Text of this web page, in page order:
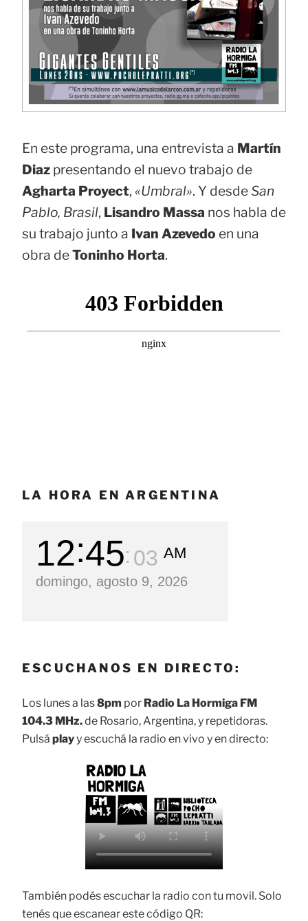
En este programa, una entrevista a Martín
Diaz presentando el nuevo trabajo de
Agharta Proyect, «Umbral». Y desdeSan
Pablo, Brasil, Lisandro Massa nos habla de
su trabajo junto a Ivan Azevedo en una
obra deToninho Horta.
LA HORA EN ARGENTINA
12 45 05 AM
domingo, agosto 9, 2026
ESCUCHANOS EN DIRECTO:
Los lunes a las8pm por Radio La Hormiga FM
104.3 MHz.de Rosario, Argentina, y repetidoras.
Pulsá playy escuchá la radio en vivo y en directo:
También podés escuchar la radio con tu movil. Solo
tenés que escanear este código QR: